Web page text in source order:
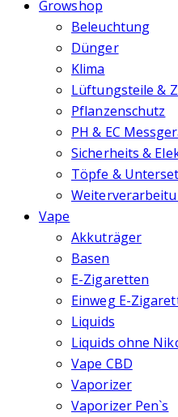
Growshop
Beleuchtung
Dünger
Klima
Lüftungsteile &
Pflanzenschutz
PH & EC
Sicherheits &
Töpfe &
Vape
Akkuträger
Basen
E-Zigaretten
Einweg E-
Liquids
Liquids ohne
Vape CBD
Vaporizer
Vaporizer Pen`s